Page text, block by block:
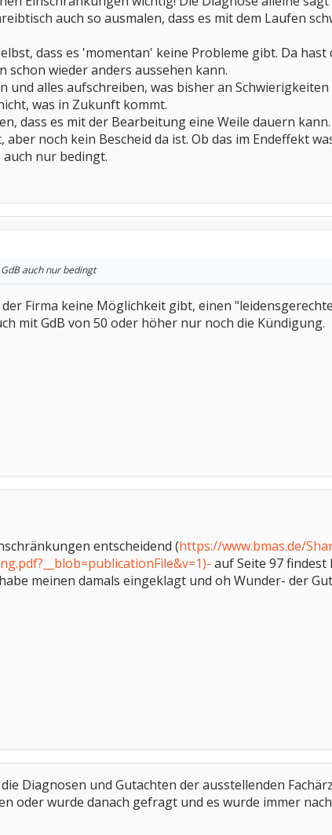
auch so ausmalen, dass es mit dem Laufen
dass es 'momentan' keine Probleme gibt. Da
schon wieder anders aussehen kann.
und alles aufschreiben, was bisher an
was in Zukunft kommt.
dass es mit der Bearbeitung eine Weile dauern
aber noch kein Bescheid da ist. Ob das im Endeffekt
nur bedingt.
auch nur bedingt
der Firma keine Möglichkeit gibt, einen
mit GdB von 50 oder höher nur noch die Kündigung.
entscheidend (https://www.bmas.de/
auf Seite 97
meinen damals eingeklagt und oh Wunder- der
Diagnosen und Gutachten der ausstellenden
oder wurde danach gefragt und es wurde immer